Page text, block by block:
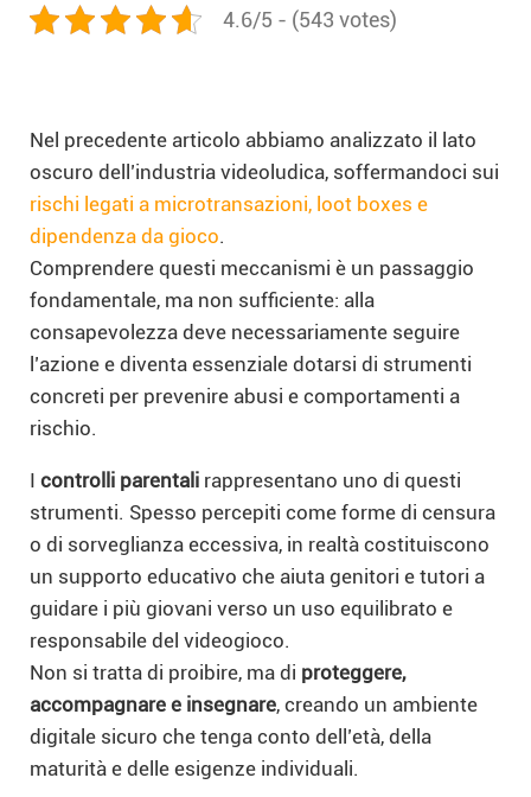
4.6/5 - (543 votes)
Nel precedente articolo abbiamo analizzato il lato
oscuro dell’industria videoludica, soffermandoci sui
rischi legati a microtransazioni, loot boxes e
dipendenza da gioco.
Comprendere questi meccanismi è un passaggio
fondamentale, ma non sufficiente: alla
consapevolezza deve necessariamente seguire
l’azione e diventa essenziale dotarsi di strumenti
concreti per prevenire abusi e comportamenti a
rischio.
I controlli parentali rappresentano uno di questi
strumenti. Spesso percepiti come forme di censura
o di sorveglianza eccessiva, in realtà costituiscono
un supporto educativo che aiuta genitori e tutori a
guidare i più giovani verso un uso equilibrato e
responsabile del videogioco.
Non si tratta di proibire, ma di proteggere,
accompagnare e insegnare, creando un ambiente
digitale sicuro che tenga conto dell’età, della
maturità e delle esigenze individuali.